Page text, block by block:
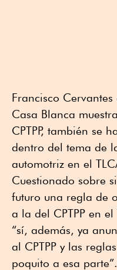
Francisco
Casa Blanca
CPTPP, también se
dentro del tema de
automotriz en el
Cuestionado sobre
futuro una regla de
a la del CPTPP en
“sí, además, ya
al CPTPP y las
poquito a esa